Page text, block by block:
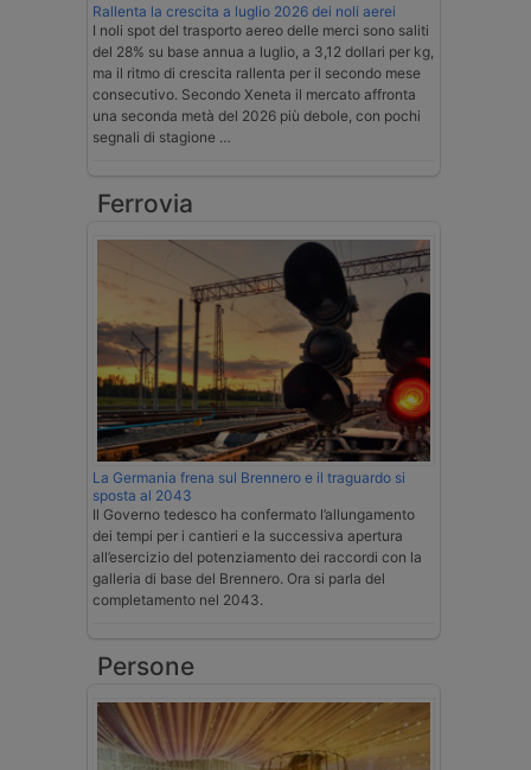
Rallenta la crescita a luglio 2026 dei noli aerei
I noli spot del trasporto aereo delle merci sono saliti
del 28% su base annua a luglio, a 3,12 dollari per kg,
ma il ritmo di crescita rallenta per il secondo mese
consecutivo. Secondo Xeneta il mercato affronta
una seconda metà del 2026 più debole, con pochi
segnali di stagione …
Ferrovia
La Germania frena sul Brennero e il traguardo si
sposta al 2043
Il Governo tedesco ha confermato l’allungamento
dei tempi per i cantieri e la successiva apertura
all’esercizio del potenziamento dei raccordi con la
galleria di base del Brennero. Ora si parla del
completamento nel 2043.
Persone